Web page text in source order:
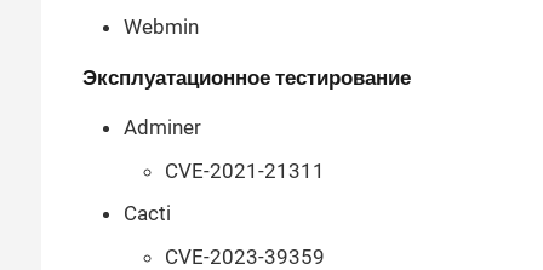
Webmin
Эксплуатационное тестирование
Adminer
CVE-2021-21311
Cacti
CVE-2023-39359